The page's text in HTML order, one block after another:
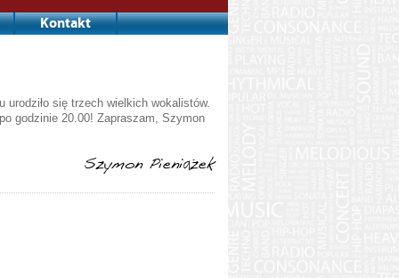
Kontakt
się trzech wielkich wokalistów.
godzinie 20.00! Zapraszam, Szymon
Szymon Pieniążek